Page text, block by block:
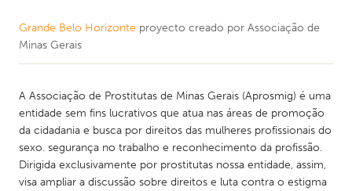
Grande Belo Horizonte proyecto creado por Associação de
Minas Gerais
A Associação de Prostitutas de Minas Gerais (Aprosmig) é uma
entidade sem fins lucrativos que atua nas áreas de promoção
da cidadania e busca por direitos das mulheres profissionais do
sexo. segurança no trabalho e reconhecimento da profissão.
Dirigida exclusivamente por prostitutas nossa entidade, assim,
visa ampliar a discussão sobre direitos e luta contra o estigma